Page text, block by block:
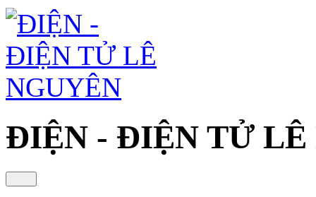
ĐIỆN - ĐIỆN TỬ LÊ